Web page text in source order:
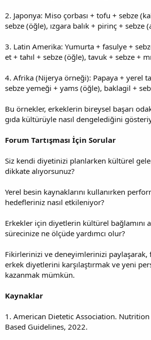
2. Japonya: Miso çorbası + tofu + sebze
sebze (öğle), ızgara balık + pirinç + sebze
3. Latin Amerika: Yumurta + fasulye +
et + tahıl + sebze (öğle), tavuk + sebze +
4. Afrika (Nijerya örneği): Papaya + yerel
sebze yemeği + yams (öğle), baklagil +
Bu örnekler, erkeklerin bireysel başarı
gıda kültürüyle nasıl dengelediğini
Forum Tartışması İçin Sorular
Siz kendi diyetinizi planlarken kültürel
dikkate alıyorsunuz?
Yerel besin kaynaklarını kullanırken
hedefleriniz nasıl etkileniyor?
Erkekler için diyetlerin kültürel bağlamını
sürecinize ne ölçüde yardımcı olur?
Fikirlerinizi ve deneyimlerinizi paylaşarak,
erkek diyetlerini karşılaştırmak ve yeni
kazanmak mümkün.
Kaynaklar
1. American Dietetic Association.
Based Guidelines, 2022.